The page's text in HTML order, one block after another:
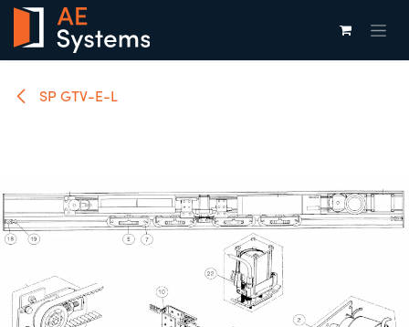
Overslaan naar inhoud
SP GTV-E-L